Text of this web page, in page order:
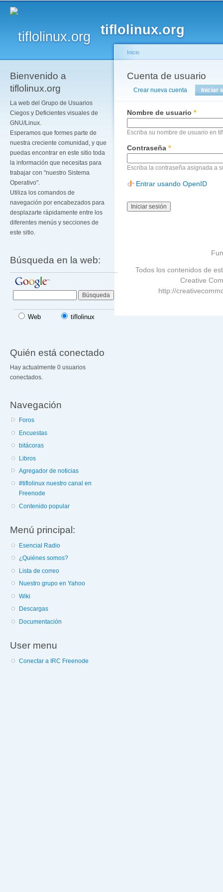
tiflolinux.org
Bienvenido a
tiflolinux.org
La web del Grupo de Usuarios
Ciegos y Deficientes visuales de
GNU/Linux.
Esperamos que formes parte de
nuestra creciente comunidad, y que
puedas encontrar en este sitio toda
la información que necesitas para
trabajar con "nuestro Sistema
Operativo".
Utiliza los comandos de
navegación por encabezados para
desplazarte rápidamente entre los
diferentes menús y secciones de
este sitio.
Búsqueda en la web:
Web tiflolinux
Quién está conectado
Hay actualmente 0 usuarios
conectados.
Navegación
Foros
Encuestas
bitácoras
Libros
Agregador de noticias
#tiflolinux nuestro canal en
Freenode
Contenido popular
Menú principal:
Esencial Radio
¿Quiénes somos?
Lista de correo
Nuestro grupo en Yahoo
Wiki
Descargas
Documentación
User menu
Conectar a IRC Freenode
Se encuentra usted
Inicio
Cuenta de usuario
Solapas principales
Crear nueva cuenta Iniciar
Nombre de usuario *
Escriba su nombre de usuario en
Contraseña *
Escriba la contraseña asignada a
Entrar usando OpenID
Todos los contenidos de
Creative
http://